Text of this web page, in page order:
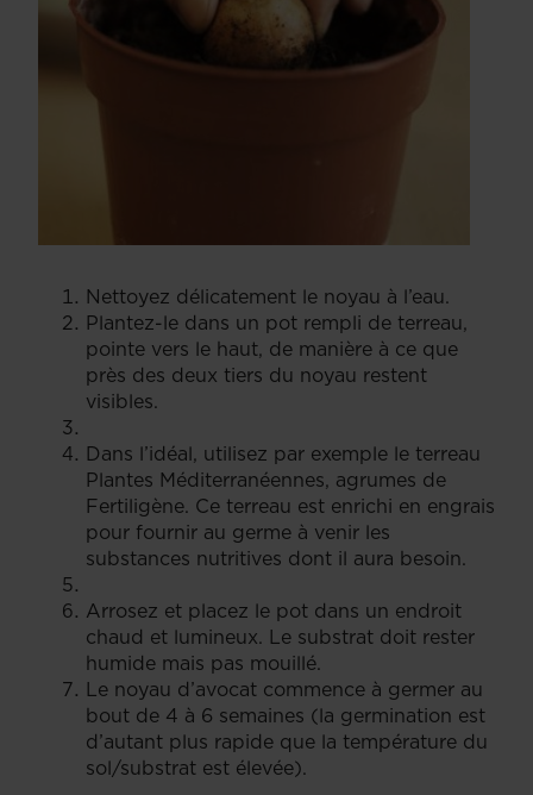
Nettoyez délicatement le noyau à l’eau.
Plantez-le dans un pot rempli de terreau,
pointe vers le haut, de manière à ce que
près des deux tiers du noyau restent
visibles.
Dans l’idéal, utilisez par exemple le terreau
Plantes Méditerranéennes, agrumes de
Fertiligène. Ce terreau est enrichi en engrais
pour fournir au germe à venir les
substances nutritives dont il aura besoin.
Arrosez et placez le pot dans un endroit
chaud et lumineux. Le substrat doit rester
humide mais pas mouillé.
Le noyau d’avocat commence à germer au
bout de 4 à 6 semaines (la germination est
d’autant plus rapide que la température du
sol/substrat est élevée).